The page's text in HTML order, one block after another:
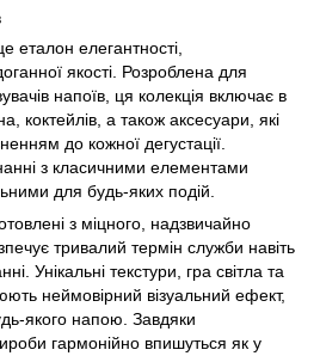
еталон елегантності,
якості. Розроблена для
напоїв, ця колекція включає в
коктейлів, а також аксесуари, які
до кожної дегустації.
з класичними елементами
для будь-яких подій.
з міцного, надзвичайно
тривалий термін служби навіть
Унікальні текстури, гра світла та
неймовірний візуальний ефект,
якого напою. Завдяки
гармонійно впишуться як у